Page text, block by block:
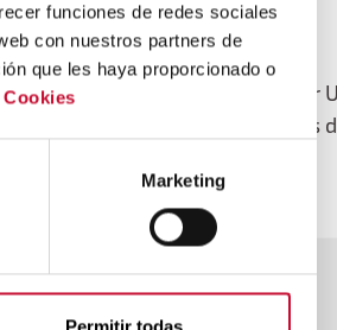
funciones de redes sociales
con nuestros partners de
que les haya proporcionado o
Marketing
Permitir todas
Air Cargo, cobertura por
extracomunitarios y posibilidades